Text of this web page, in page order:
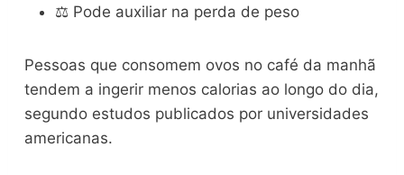
⚖️ Pode auxiliar na perda de peso
Pessoas que consomem ovos no café da manhã
tendem a ingerir menos calorias ao longo do dia,
segundo estudos publicados por universidades
americanas.